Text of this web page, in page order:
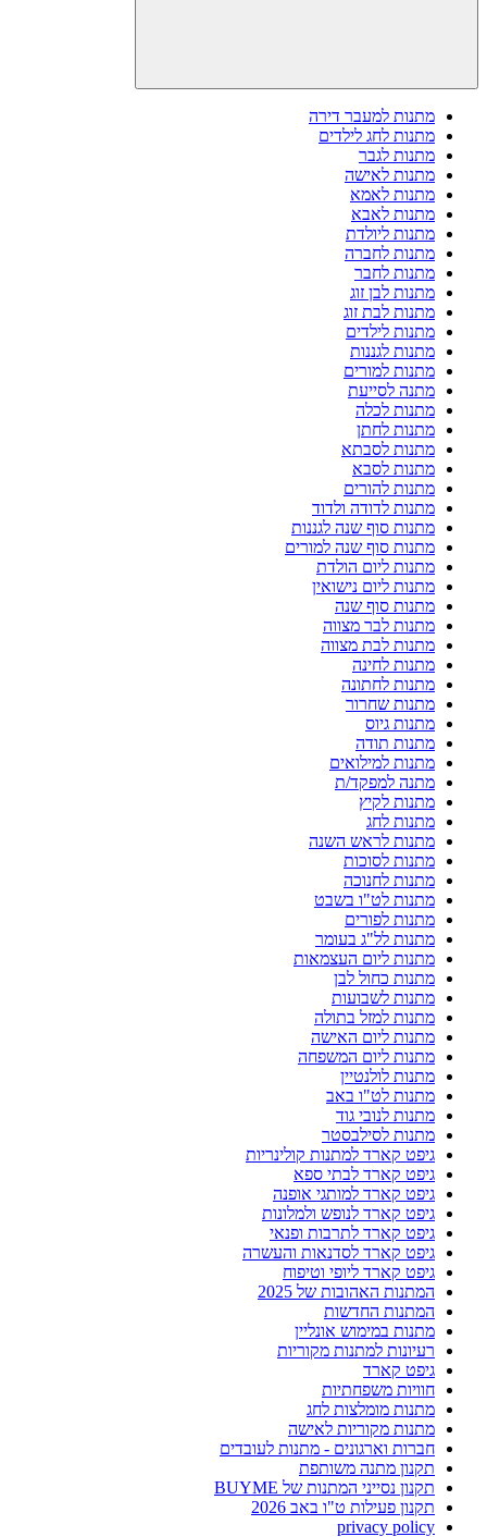
מתנות למעבר דירה
מתנות לחג לילדים
מתנות לגבר
מתנות לאישה
מתנות לאמא
מתנות לאבא
מתנות ליולדת
מתנות לחברה
מתנות לחבר
מתנות לבן זוג
מתנות לבת זוג
מתנות לילדים
מתנות לגננות
מתנות למורים
מתנה לסייעת
מתנות לכלה
מתנות לחתן
מתנות לסבתא
מתנות לסבא
מתנות להורים
מתנות לדודה ולדוד
מתנות סוף שנה לגננות
מתנות סוף שנה למורים
מתנות ליום הולדת
מתנות ליום נישואין
מתנות סוף שנה
מתנות לבר מצווה
מתנות לבת מצווה
מתנות לחינה
מתנות לחתונה
מתנות שחרור
מתנות גיוס
מתנות תודה
מתנות למילואים
מתנה למפקד/ת
מתנות לקיץ
מתנות לחג
מתנות לראש השנה
מתנות לסוכות
מתנות לחנוכה
מתנות לט"ו בשבט
מתנות לפורים
מתנות לל"ג בעומר
מתנות ליום העצמאות
מתנות כחול לבן
מתנות לשבועות
מתנות למזל בתולה
מתנות ליום האישה
מתנות ליום המשפחה
מתנות לולנטיין
מתנות לט"ו באב
מתנות לנובי גוד
מתנות לסילבסטר
גיפט קארד למתנות קולינריות
גיפט קארד לבתי ספא
גיפט קארד למותגי אופנה
גיפט קארד לנופש ולמלונות
גיפט קארד לתרבות ופנאי
גיפט קארד לסדנאות והעשרה
גיפט קארד ליופי וטיפוח
המתנות האהובות של 2025
המתנות החדשות
מתנות במימוש אונליין
רעיונות למתנות מקוריות
גיפט קארד
חוויות משפחתיות
מתנות מומלצות לחג
מתנות מקוריות לאישה
חברות וארגונים - מתנות לעובדים
תקנון מתנה משותפת
תקנון נסייני המתנות של BUYME
תקנון פעילות ט"ו באב 2026
privacy policy